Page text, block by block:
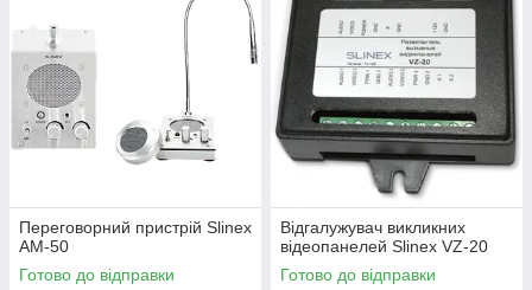
Переговорний пристрій Slinex
AM-50
Готово до відправки
Відгалужувач викликних
відеопанелей Slinex VZ-20
Готово до відправки